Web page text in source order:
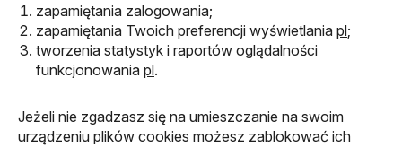
zapamiętania zalogowania;
zapamiętania Twoich preferencji wyświetlania pl;
tworzenia statystyk i raportów oglądalności
funkcjonowania pl.
Jeżeli nie zgadzasz się na umieszczanie na swoim
urządzeniu plików cookies możesz zablokować ich